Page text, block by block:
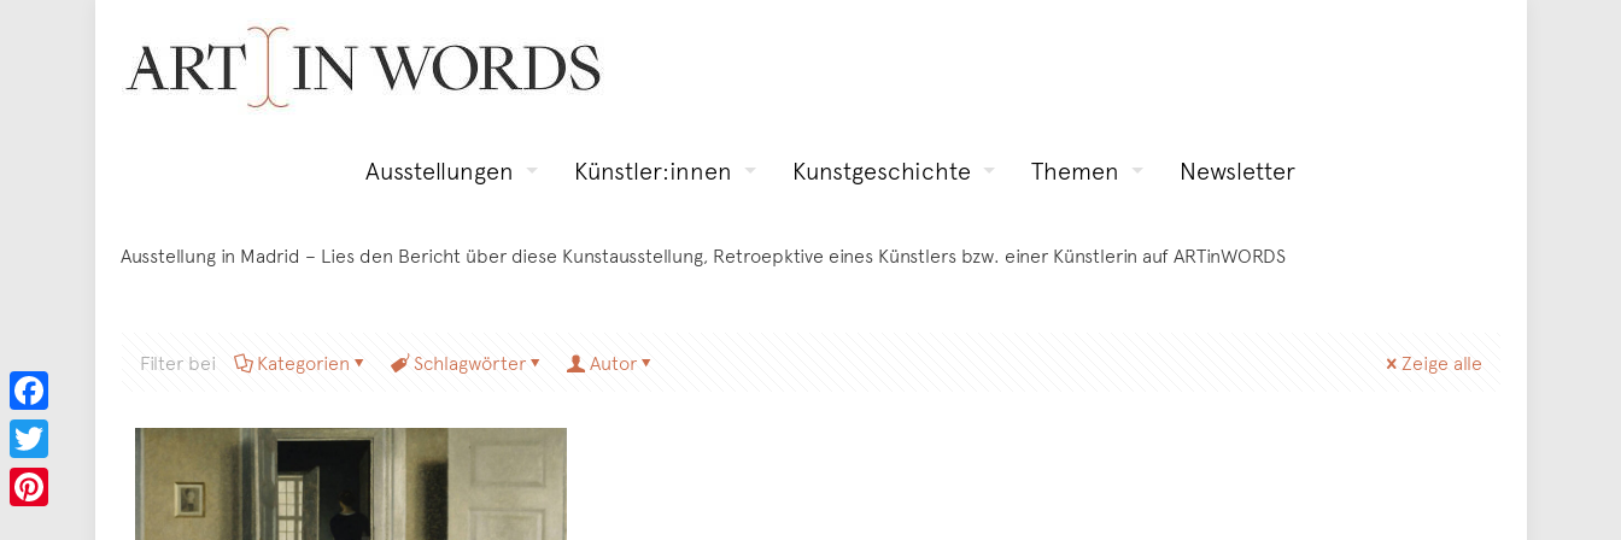
Ausstellungen Künstler:innen Kunstgeschichte Themen Newsletter
Ausstellung in Madrid – Lies den Bericht über diese Kunstausstellung, Retroepktive eines Künstlers bzw. einer Künstlerin auf ARTinWORDS
Filter bei Kategorien Schlagwörter Autor Zeige alle
Facebook
Twitter